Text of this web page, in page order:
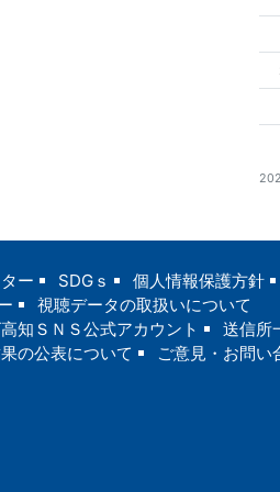
ー SDGｓ
個人情報保護方針
視聴データの取扱いについて
知ＳＮＳ公式アカウント
送信所
の公表について ご意見・お問い